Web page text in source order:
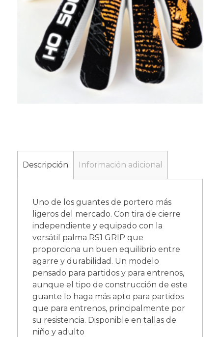
Descripción Información adicional
Uno de los guantes de portero más
ligeros del mercado. Con tira de cierre
independiente y equipado con la
versátil palma RS1 GRIP que
proporciona un buen equilibrio entre
agarre y durabilidad. Un modelo
pensado para partidos y para entrenos,
aunque el tipo de construcción de este
guante lo haga más apto para partidos
que para entrenos, principalmente por
su resistencia. Disponible en tallas de
niño y adulto